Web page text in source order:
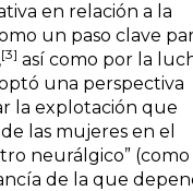
en relación a la
un paso clave
[3] así como por la
una perspectiva
la explotación que
las mujeres en el
neurálgico”
de la que